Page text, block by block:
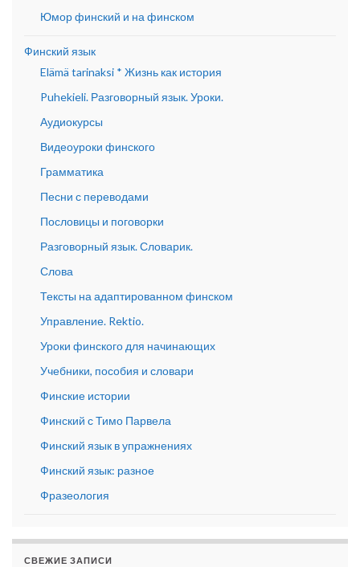
Юмор финский и на финском
Финский язык
Elämä tarinaksi * Жизнь как история
Puhekieli. Разговорный язык. Уроки.
Аудиокурсы
Видеоуроки финского
Грамматика
Песни с переводами
Пословицы и поговорки
Разговорный язык. Словарик.
Слова
Тексты на адаптированном финском
Управление. Rektio.
Уроки финского для начинающих
Учебники, пособия и словари
Финские истории
Финский с Тимо Парвела
Финский язык в упражнениях
Финский язык: разное
Фразеология
СВЕЖИЕ ЗАПИСИ